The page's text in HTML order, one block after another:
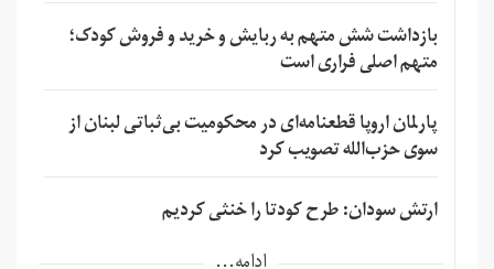
بازداشت شش متهم به ربایش و خرید و فروش کودک؛
متهم اصلی فراری است
پارلمان اروپا قطعنامه‌ای در محکومیت بی‌ثباتی لبنان از
سوی حزب‌الله تصویب کرد
ارتش سودان: طرح کودتا را خنثی کردیم